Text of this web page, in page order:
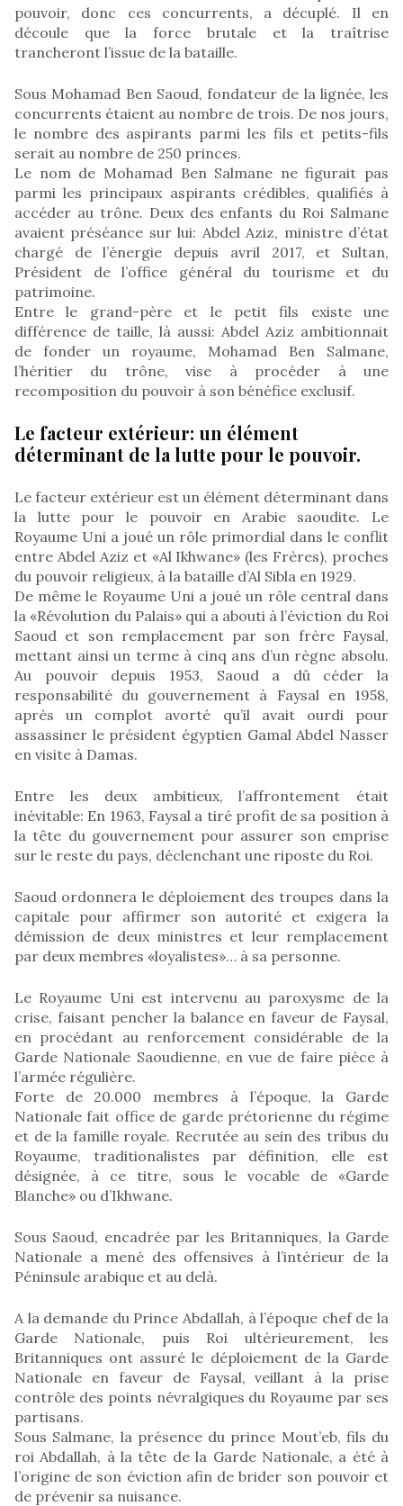
pouvoir, donc ces concurrents, a décuplé. Il en
découle que la force brutale et la traîtrise
trancheront l’issue de la bataille.
Sous Mohamad Ben Saoud, fondateur de la lignée, les
concurrents étaient au nombre de trois. De nos jours,
le nombre des aspirants parmi les fils et petits-fils
serait au nombre de 250 princes.
Le nom de Mohamad Ben Salmane ne figurait pas
parmi les principaux aspirants crédibles, qualifiés à
accéder au trône. Deux des enfants du Roi Salmane
avaient préséance sur lui: Abdel Aziz, ministre d’état
chargé de l’énergie depuis avril 2017, et Sultan,
Président de l’office général du tourisme et du
patrimoine.
Entre le grand-père et le petit fils existe une
différence de taille, là aussi: Abdel Aziz ambitionnait
de fonder un royaume, Mohamad Ben Salmane,
l’héritier du trône, vise à procéder à une
recomposition du pouvoir à son bénéfice exclusif.
Le facteur extérieur: un élément
déterminant de la lutte pour le pouvoir.
Le facteur extérieur est un élément déterminant dans
la lutte pour le pouvoir en Arabie saoudite. Le
Royaume Uni a joué un rôle primordial dans le conflit
entre Abdel Aziz et «Al Ikhwane» (les Frères), proches
du pouvoir religieux, à la bataille d’Al Sibla en 1929.
De même le Royaume Uni a joué un rôle central dans
la «Révolution du Palais» qui a abouti à l’éviction du Roi
Saoud et son remplacement par son frère Faysal,
mettant ainsi un terme à cinq ans d’un règne absolu.
Au pouvoir depuis 1953, Saoud a dû céder la
responsabilité du gouvernement à Faysal en 1958,
après un complot avorté qu’il avait ourdi pour
assassiner le président égyptien Gamal Abdel Nasser
en visite à Damas.
Entre les deux ambitieux, l’affrontement était
inévitable: En 1963, Faysal a tiré profit de sa position à
la tête du gouvernement pour assurer son emprise
sur le reste du pays, déclenchant une riposte du Roi.
Saoud ordonnera le déploiement des troupes dans la
capitale pour affirmer son autorité et exigera la
démission de deux ministres et leur remplacement
par deux membres «loyalistes»… à sa personne.
Le Royaume Uni est intervenu au paroxysme de la
crise, faisant pencher la balance en faveur de Faysal,
en procédant au renforcement considérable de la
Garde Nationale Saoudienne, en vue de faire pièce à
l’armée régulière.
Forte de 20.000 membres à l’époque, la Garde
Nationale fait office de garde prétorienne du régime
et de la famille royale. Recrutée au sein des tribus du
Royaume, traditionalistes par définition, elle est
désignée, à ce titre, sous le vocable de «Garde
Blanche» ou d’Ikhwane.
Sous Saoud, encadrée par les Britanniques, la Garde
Nationale a mené des offensives à l’intérieur de la
Péninsule arabique et au delà.
A la demande du Prince Abdallah, à l’époque chef de la
Garde Nationale, puis Roi ultérieurement, les
Britanniques ont assuré le déploiement de la Garde
Nationale en faveur de Faysal, veillant à la prise
contrôle des points névralgiques du Royaume par ses
partisans.
Sous Salmane, la présence du prince Mout’eb, fils du
roi Abdallah, à la tête de la Garde Nationale, a été à
l’origine de son éviction afin de brider son pouvoir et
de prévenir sa nuisance.